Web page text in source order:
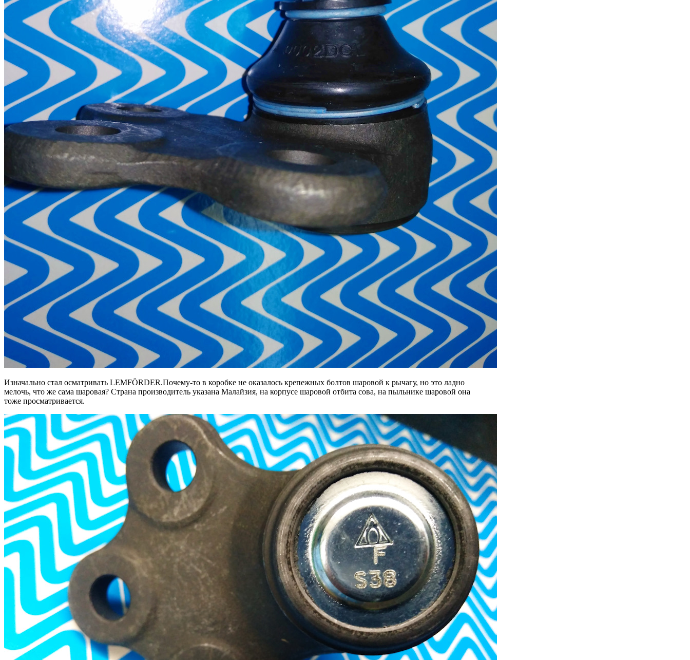
Изначально стал осматривать LEMFÖRDER.Почему-то в коробке не оказалось крепежных болтов шаровой к рычагу, но это ладно
мелочь, что же сама шаровая? Страна производитель указана Малайзия, на корпусе шаровой отбита сова, на пыльнике шаровой она
тоже просматривается.